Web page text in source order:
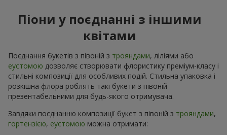
Піони у поєднанні з іншими
квітами
Поєднання букетів з півоній з трояндами, ліліями або
еустомою дозволяє створювати флористику преміум-класу і
стильні композиції для особливих подій. Стильна упаковка і
розкішна флора роблять такі букети з півоній
презентабельними для будь-якого отримувача.
Завдяки поєднанню композиції букет з півоній з трояндами,
гортензією, еустомою можна отримати: